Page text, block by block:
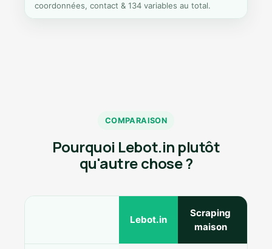
coordonnées, contact & 134 variables au total.
COMPARAISON
Pourquoi Lebot.in plutôt
qu'autre chose ?
Lebot.in
Scraping
maison